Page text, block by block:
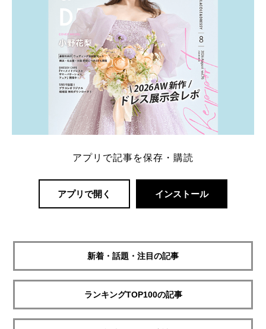
アプリで記事を保存・購読
アプリで開く インストール
新着・話題・注目の記事
ランキングTOP100の記事